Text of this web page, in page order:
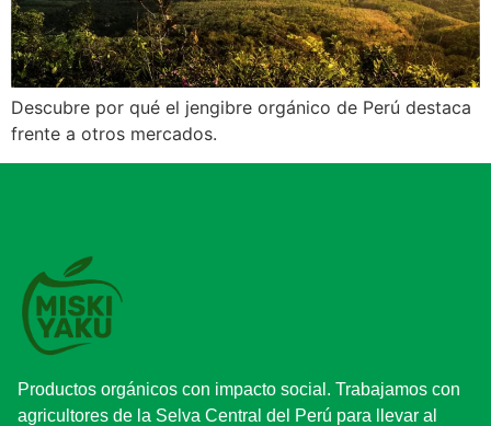
Descubre por qué el jengibre orgánico de Perú destaca
frente a otros mercados.
Productos orgánicos con impacto social. Trabajamos con
agricultores de la Selva Central del Perú para llevar al